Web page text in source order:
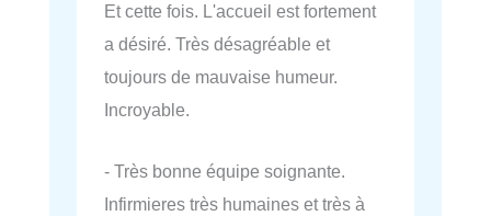
Et cette fois. L'accueil est fortement
a désiré. Très désagréable et
toujours de mauvaise humeur.
Incroyable.
- Très bonne équipe soignante.
Infirmieres très humaines et très à